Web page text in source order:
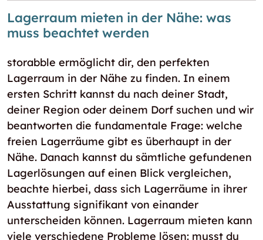
Lagerraum mieten in der Nähe: was
muss beachtet werden
storabble ermöglicht dir, den perfekten
Lagerraum in der Nähe zu finden. In einem
ersten Schritt kannst du nach deiner Stadt,
deiner Region oder deinem Dorf suchen und wir
beantworten die fundamentale Frage: welche
freien Lagerräume gibt es überhaupt in der
Nähe. Danach kannst du sämtliche gefundenen
Lagerlösungen auf einen Blick vergleichen,
beachte hierbei, dass sich Lagerräume in ihrer
Ausstattung signifikant von einander
unterscheiden können. Lagerraum mieten kann
viele verschiedene Probleme lösen: musst du